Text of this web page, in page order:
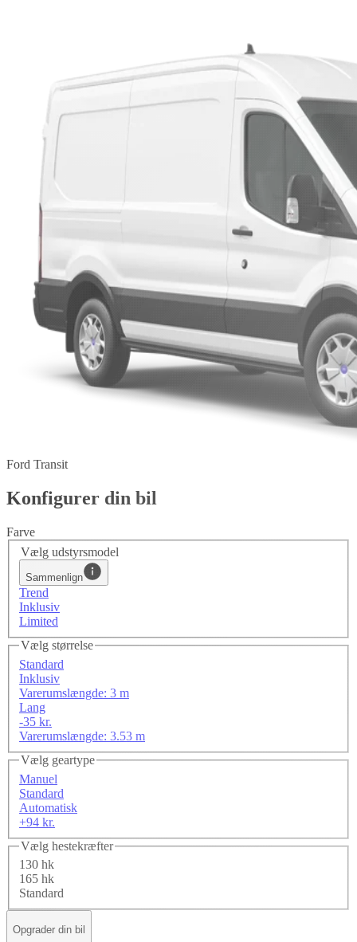
Ford Transit
Konfigurer din bil
Farve
Vælg udstyrsmodel
Sammenlign
Trend
Inklusiv
Limited
Vælg størrelse
Standard
Inklusiv
Varerumslængde: 3 m
Lang
-35 kr.
Varerumslængde: 3.53 m
Vælg geartype
Manuel
Standard
Automatisk
+94 kr.
Vælg hestekræfter
130 hk
165 hk
Standard
Opgrader din bil